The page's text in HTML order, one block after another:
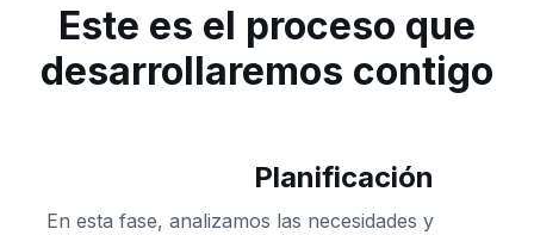
Este es el proceso que
desarrollaremos contigo
Planificación
En esta fase, analizamos las necesidades y